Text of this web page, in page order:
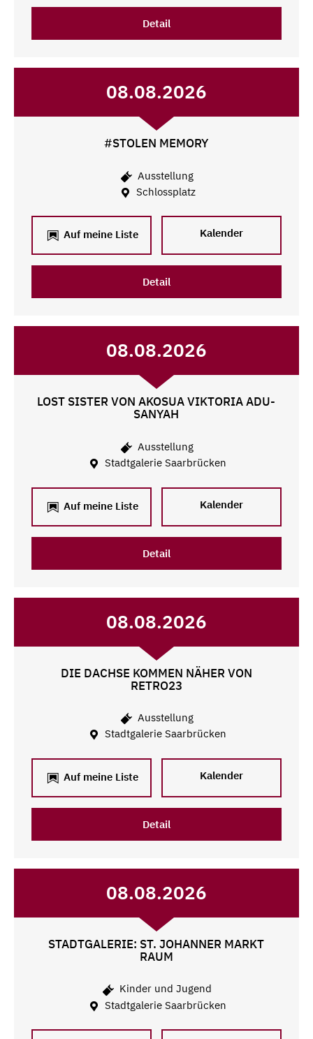
Detail
08.08.2026
#STOLEN MEMORY
Ausstellung
Schlossplatz
Auf meine Liste Kalender
Detail
08.08.2026
LOST SISTER VON AKOSUA VIKTORIA ADU-
SANYAH
Ausstellung
Stadtgalerie Saarbrücken
Auf meine Liste Kalender
Detail
08.08.2026
DIE DACHSE KOMMEN NÄHER VON
RETRO23
Ausstellung
Stadtgalerie Saarbrücken
Auf meine Liste Kalender
Detail
08.08.2026
STADTGALERIE: ST. JOHANNER MARKT
RAUM
Kinder und Jugend
Stadtgalerie Saarbrücken